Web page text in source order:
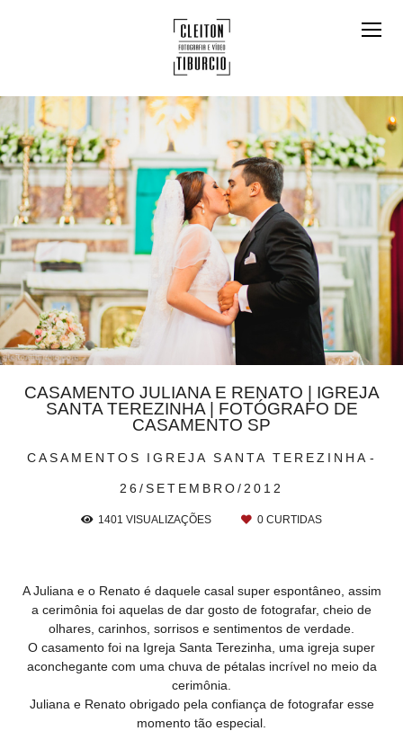
CASAMENTOS IGREJA SANTA TEREZINHA
26/SETEMBRO/2012
CASAMENTO JULIANA E RENATO | IGREJA
SANTA TEREZINHA | FOTÓGRAFO DE
CASAMENTO SP
1401 VISUALIZAÇÕES 0 CURTIDAS
A Juliana e o Renato é daquele casal super espontâneo, assim
a cerimônia foi aquelas de dar gosto de fotografar, cheio de
olhares, carinhos, sorrisos e sentimentos de verdade.
O casamento foi na Igreja Santa Terezinha, uma igreja super
aconchegante com uma chuva de pétalas incrível no meio da
cerimônia.
Juliana e Renato obrigado pela confiança de fotografar esse
momento tão especial.